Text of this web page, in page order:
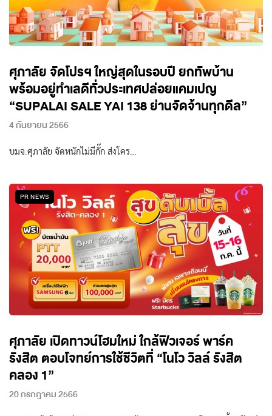
ศุภาลัย จัดโปรฯ ใหญ่สุดในรอบปี ยกทัพบ้าน
พร้อมอยู่ทำเลดีทั่วประเทศปล่อยแคมเปญ
“SUPALAI SALE YAI 138 ย่านจัดจ้านทุกดีล”
4 กันยายน 2566
บมจ.ศุภาลัย จัดหนักไม่มีกั๊ก ส่งโคร…
PR NEWS
ศุภาลัย เปิดทาวน์โฮมใหม่ ใกล้ฟิวเจอร์ พาร์ค
รังสิต ตอบโจทย์การใช้ชีวิตที่ “โนโว วิลล์ รังสิต
คลอง 1”
20 กรกฎาคม 2566